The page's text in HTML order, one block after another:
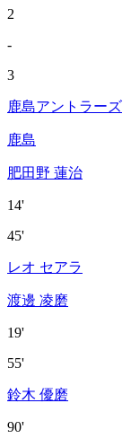
2
-
3
鹿島アントラーズ
鹿島
肥田野 蓮治
14'
45'
レオ セアラ
渡邊 凌磨
19'
55'
鈴木 優磨
90'